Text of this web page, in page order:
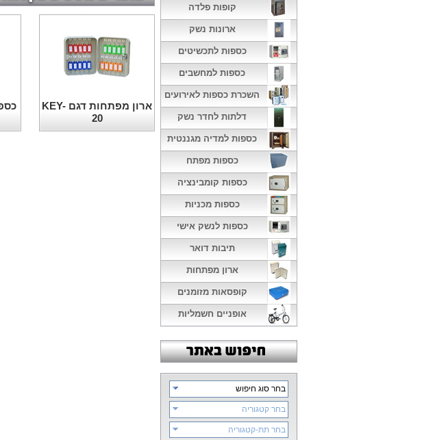
ארון מפתחות דגם KEY-
20
קופות פלדה
ארונות נשק
כספות לתכשיטים
כספות למחשבים
השכרת כספות לאירועים
דלתות לחדר נשק
כספות למדיה מגננטית
כספות מפתח
כספות קומבינציה
כספות מכניות
כספות לנשק אישי
תיבות דואר
ארון מפתחות
קופסאות מזומנים
אופניים חשמליות
בחר סוג חיפוש
בחר קטגוריה
בחר תת-קטגוריה